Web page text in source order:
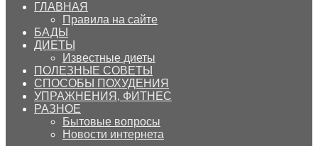
ГЛАВНАЯ
Правила на сайте
БАДЫ
ДИЕТЫ
Известные диеты
ПОЛЕЗНЫЕ СОВЕТЫ
СПОСОБЫ ПОХУДЕНИЯ
УПРАЖНЕНИЯ, ФИТНЕС
РАЗНОЕ
Бытовые вопросы
Новости интернета